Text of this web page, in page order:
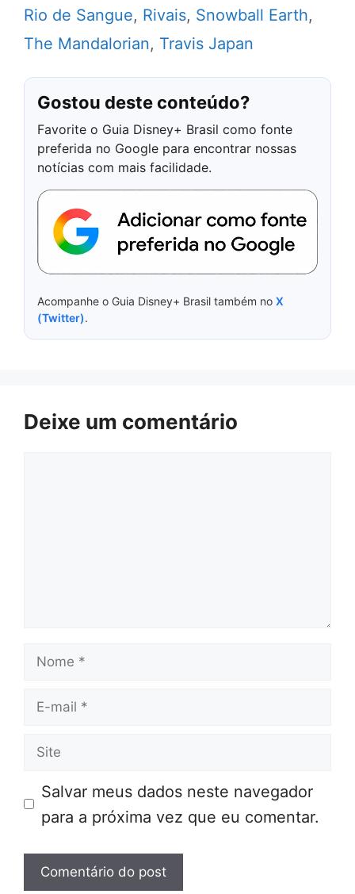
Rio de Sangue, Rivais, Snowball Earth,
The Mandalorian, Travis Japan
Gostou deste conteúdo?
Favorite o Guia Disney+ Brasil como fonte
preferida no Google para encontrar nossas
notícias com mais facilidade.
Acompanhe o Guia Disney+ Brasil também no X
(Twitter).
Deixe um comentário
Nome
E-
Site
Salvar meus dados neste navegador
para a próxima vez que eu comentar.